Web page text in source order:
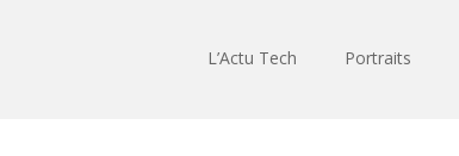
L’Actu Tech Portraits